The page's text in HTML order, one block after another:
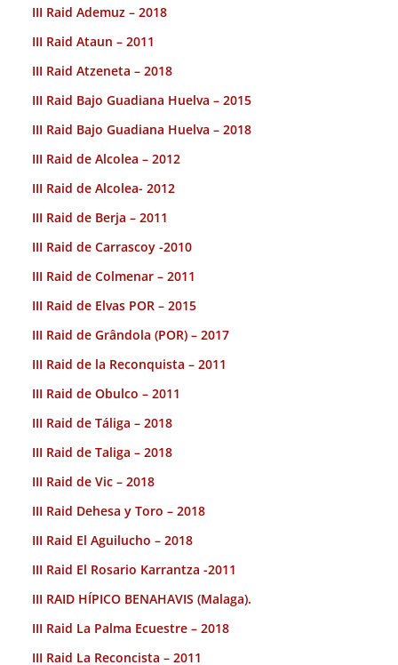
III Raid Ademuz – 2018
III Raid Ataun – 2011
III Raid Atzeneta – 2018
III Raid Bajo Guadiana Huelva – 2015
III Raid Bajo Guadiana Huelva – 2018
III Raid de Alcolea – 2012
III Raid de Alcolea- 2012
III Raid de Berja – 2011
III Raid de Carrascoy -2010
III Raid de Colmenar – 2011
III Raid de Elvas POR – 2015
III Raid de Grândola (POR) – 2017
III Raid de la Reconquista – 2011
III Raid de Obulco – 2011
III Raid de Táliga – 2018
III Raid de Taliga – 2018
III Raid de Vic – 2018
III Raid Dehesa y Toro – 2018
III Raid El Aguilucho – 2018
III Raid El Rosario Karrantza -2011
III RAID HÍPICO BENAHAVIS (Malaga).
III Raid La Palma Ecuestre – 2018
III Raid La Reconcista – 2011